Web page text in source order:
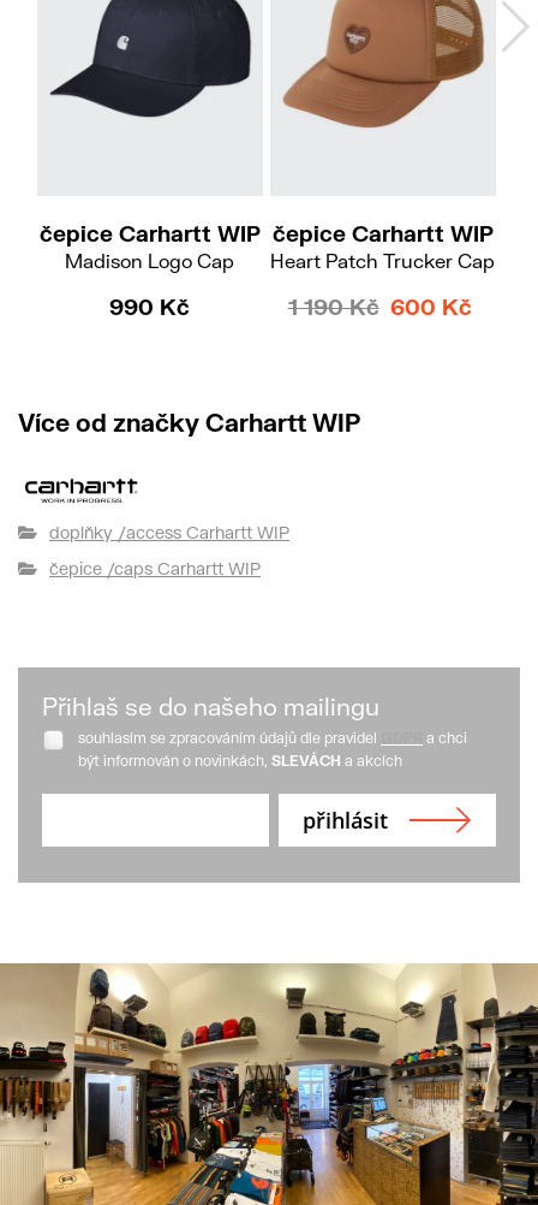
čepice Carhartt WIP
Madison Logo Cap
990 Kč
čepice Carhartt WIP
Heart Patch Trucker Cap
1 190 Kč 600 Kč
Více od značky Carhartt WIP
doplňky /access Carhartt WIP
čepice /caps Carhartt WIP
Přihlaš se do našeho mailingu
souhlasím se zpracováním údajů dle pravidel
a chci
být informován o novinkách, SLEVÁCH a akcích